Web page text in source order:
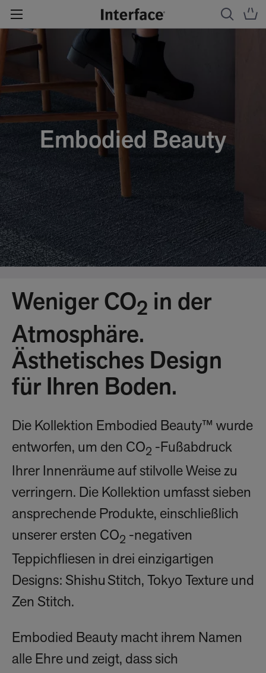
Embodied Beauty
Weniger CO2 in der
Atmosphäre.
Ästhetisches Design
für Ihren Boden.
Die Kollektion Embodied Beauty™ wurde
entworfen, um den CO2 -Fußabdruck
Ihrer Innenräume auf stilvolle Weise zu
verringern. Die Kollektion umfasst sieben
ansprechende Produkte, einschließlich
unserer ersten CO2 -negativen
Teppichfliesen in drei einzigartigen
Designs: Shishu Stitch, Tokyo Texture und
Zen Stitch.
Embodied Beauty macht ihrem Namen
alle Ehre und zeigt, dass sich